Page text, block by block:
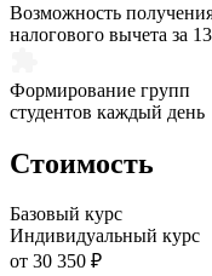
Возможность
налогового вычета за
Формирование групп
студентов каждый день
Стоимость
Базовый курс
Индивидуальный курс
от 30 350 ₽